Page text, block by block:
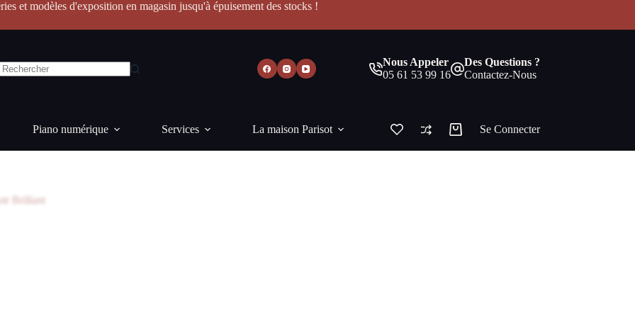
et modèles d'exposition en magasin jusqu'à épuisement des stocks !
Nous Appeler
05 61 53 99 16
Des Questions ?
Contactez-Nous
Piano numérique Services La maison Parisot
Panier
Se Connecter
Brillant